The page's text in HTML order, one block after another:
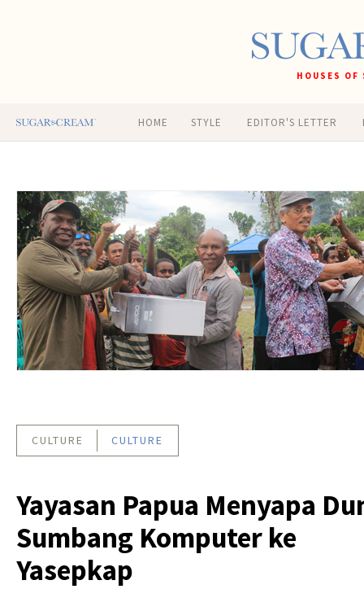
HOUSES
HOME STYLE EDITOR'S LETTER
CULTURE CULTURE
Yayasan Papua Menyapa
Sumbang Komputer ke
Yasepkap